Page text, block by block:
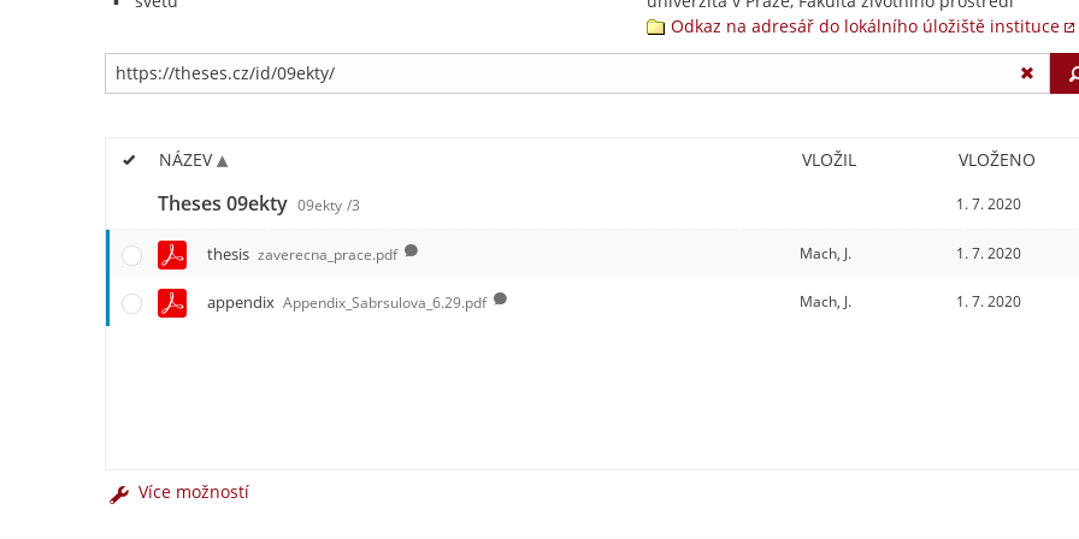
Odkaz na adresář do lokálního úložiště instituce
NÁZEV VLOŽIL VLOŽENO
Theses 09ekty 09ekty /3 1. 7. 2020
thesis zaverecna_prace.pdf Mach, J. 1. 7. 2020
appendix Appendix_Sabrsulova_6.29.pdf Mach, J. 1. 7. 2020
Více možností